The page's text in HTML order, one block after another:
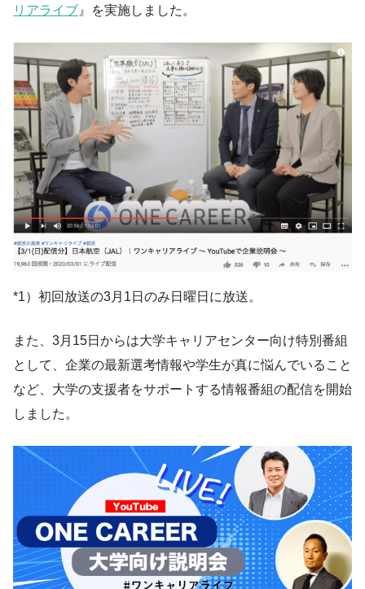
リアライブ 』を実施しました。
*1）初回放送の3月1日のみ日曜日に放送。
また、3月15日からは大学キャリアセンター向け特別番組
として、企業の最新選考情報や学生が真に悩んでいること
など、大学の支援者をサポートする情報番組の配信を開始
しました。